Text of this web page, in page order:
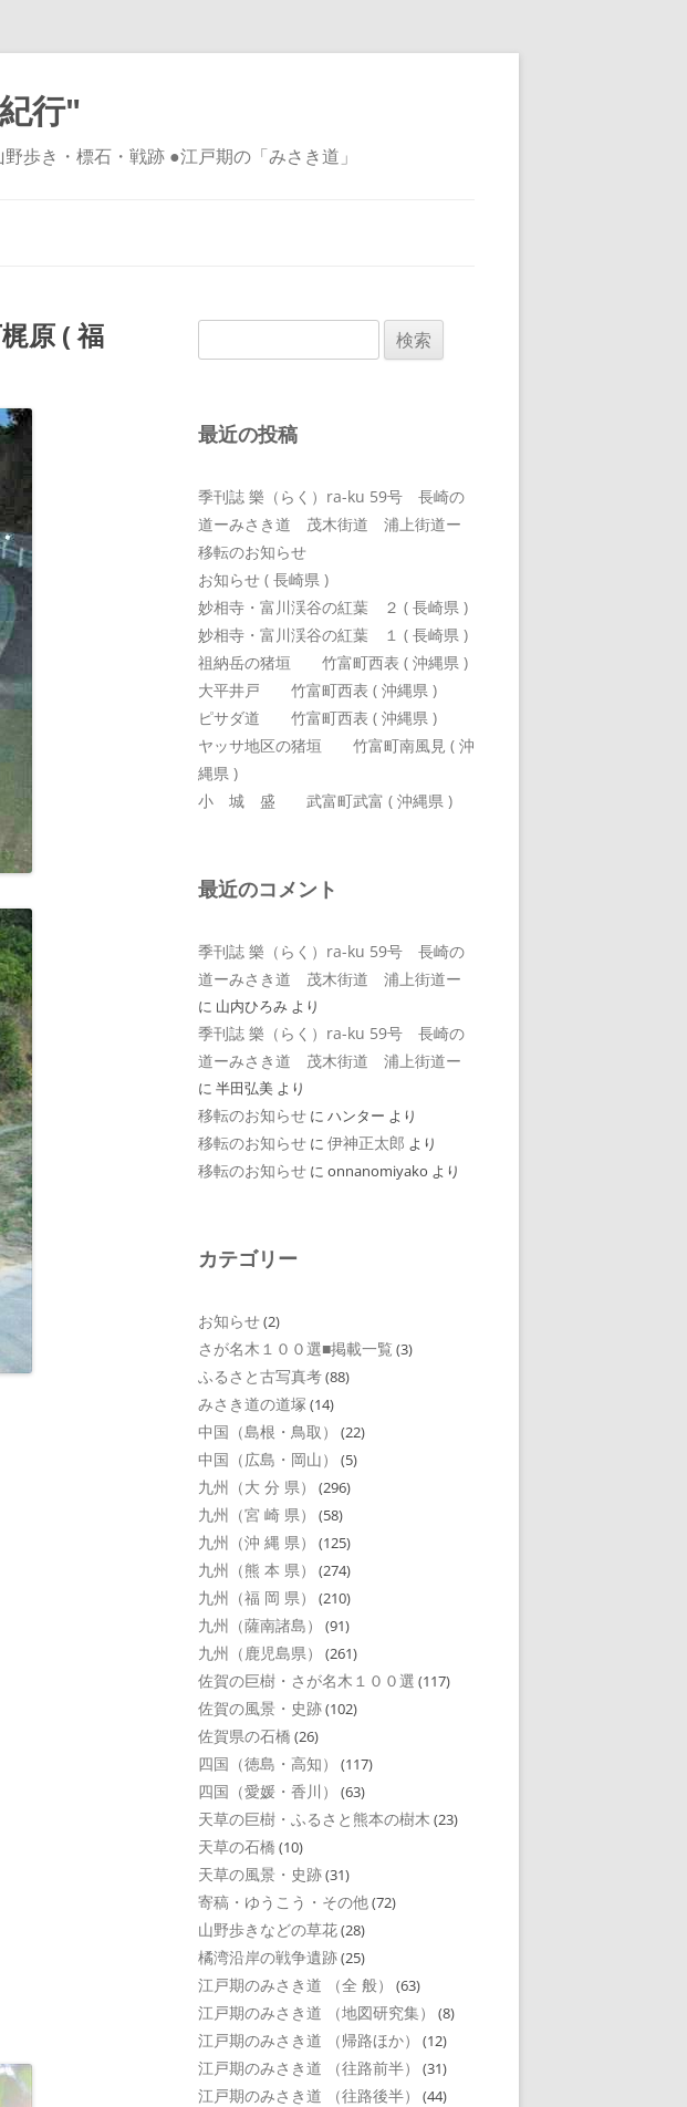
行"
歩き・標石・戦跡 ●江戸期の「みさき道」
原 ( 福
索:
最近の投稿
季刊誌 樂（らく）ra-ku 59号 長崎の
道ーみさき道 茂木街道 浦上街道ー
移転のお知らせ
お知らせ ( 長崎県 )
妙相寺・富川渓谷の紅葉 ２ ( 長崎県 )
妙相寺・富川渓谷の紅葉 １ ( 長崎県 )
祖納岳の猪垣 竹富町西表 ( 沖縄県 )
大平井戸 竹富町西表 ( 沖縄県 )
ピサダ道 竹富町西表 ( 沖縄県 )
ヤッサ地区の猪垣 竹富町南風見 ( 沖
縄県 )
小 城 盛 武富町武富 ( 沖縄県 )
最近のコメント
季刊誌 樂（らく）ra-ku 59号 長崎の
道ーみさき道 茂木街道 浦上街道ー
に 山内ひろみ より
季刊誌 樂（らく）ra-ku 59号 長崎の
道ーみさき道 茂木街道 浦上街道ー
に 半田弘美 より
移転のお知らせ に ハンター より
移転のお知らせ に 伊神正太郎 より
移転のお知らせ に onnanomiyako より
カテゴリー
お知らせ(2)
さが名木１００選■掲載一覧 (3)
ふるさと古写真考(88)
みさき道の道塚 (14)
中国（島根・鳥取） (22)
中国（広島・岡山） (5)
九州（大 分 県） (296)
九州（宮 崎 県） (58)
九州（沖 縄 県） (125)
九州（熊 本 県） (274)
九州（福 岡 県） (210)
九州（薩南諸島） (91)
九州（鹿児島県） (261)
佐賀の巨樹・さが名木１００選 (117)
佐賀の風景・史跡(102)
佐賀県の石橋 (26)
四国（徳島・高知） (117)
四国（愛媛・香川） (63)
天草の巨樹・ふるさと熊本の樹木 (23)
天草の石橋 (10)
天草の風景・史跡(31)
寄稿・ゆうこう・その他(72)
山野歩きなどの草花(28)
橘湾沿岸の戦争遺跡(25)
江戸期のみさき道 （全 般） (63)
江戸期のみさき道 （地図研究集） (8)
江戸期のみさき道 （帰路ほか） (12)
江戸期のみさき道 （往路前半） (31)
江戸期のみさき道 （往路後半） (44)